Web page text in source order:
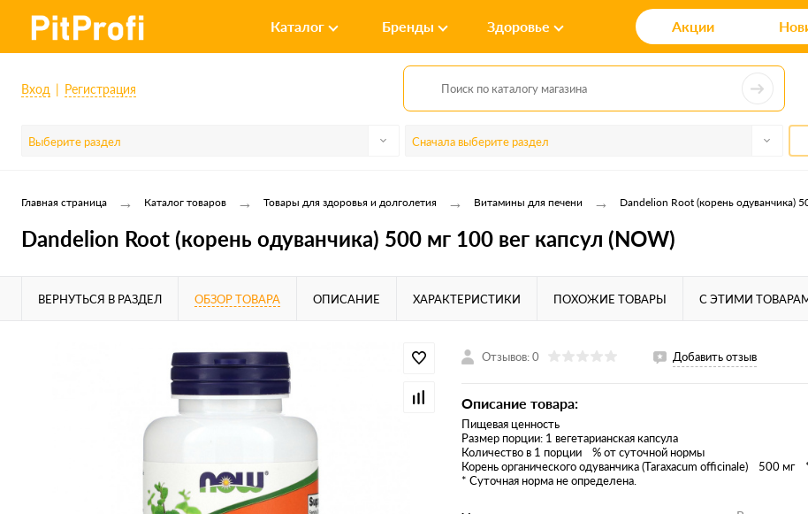
Каталог Бренды Здоровье Акции
Вход Регистрация
Выберите раздел Сначала выберите раздел
Главная страница → Каталог товаров → Товары для здоровья и долголетия → Витамины для печени → Dandelion Root (корень одуванчика)
Dandelion Root (корень одуванчика) 500 мг 100 вег капсул (NOW)
ВЕРНУТЬСЯ В РАЗДЕЛ ОБЗОР ТОВАРА ОПИСАНИЕ ХАРАКТЕРИСТИКИ ПОХОЖИЕ ТОВАРЫ С ЭТИМИ
Отзывов: 0 Добавить отзыв
Описание товара:
Пищевая ценность
Размер порции: 1 вегетарианская капсула
Количество в 1 порции % от суточной нормы
Корень органического одуванчика (Taraxacum officinale) 500 мг
* Суточная норма не определена.